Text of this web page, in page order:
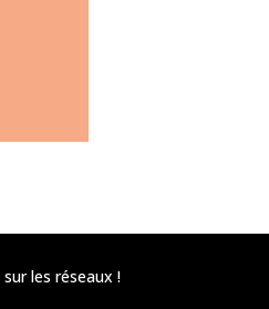
les réseaux !